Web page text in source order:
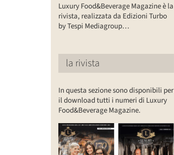
Luxury Food&Beverage Magazine è la
rivista, realizzata da Edizioni Turbo
by Tespi Mediagroup…
la rivista
In questa sezione sono disponibili per
il download tutti i numeri di Luxury
Food&Beverage Magazine.